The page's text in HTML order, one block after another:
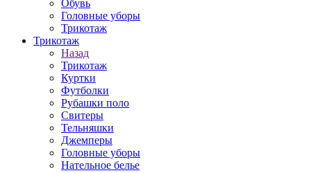
Обувь
Головные уборы
Трикотаж
Трикотаж
Назад
Трикотаж
Куртки
Футболки
Рубашки поло
Свитеры
Тельняшки
Джемперы
Головные уборы
Нательное белье